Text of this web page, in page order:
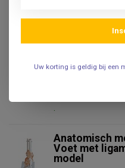
3B Scientific
.
Anatomisch
Voet met
model
Uw korting is geldig bij een